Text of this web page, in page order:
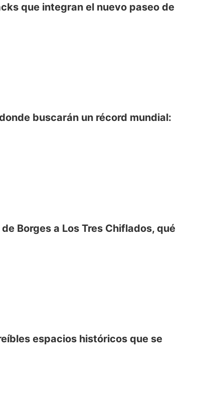
que integran el nuevo paseo de
buscarán un récord mundial:
Borges a Los Tres Chiflados, qué
espacios históricos que se